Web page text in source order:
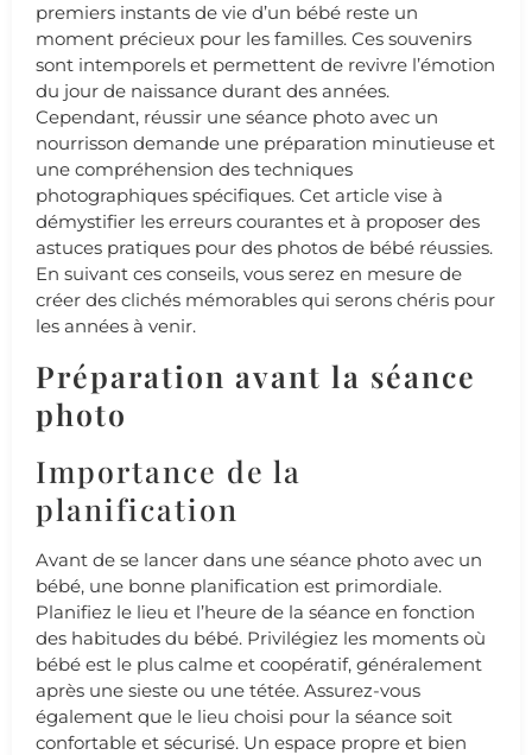
premiers instants de vie d’un bébé reste un
moment précieux pour les familles. Ces souvenirs
sont intemporels et permettent de revivre l’émotion
du jour de naissance durant des années.
Cependant, réussir une séance photo avec un
nourrisson demande une préparation minutieuse et
une compréhension des techniques
photographiques spécifiques. Cet article vise à
démystifier les erreurs courantes et à proposer des
astuces pratiques pour des photos de bébé réussies.
En suivant ces conseils, vous serez en mesure de
créer des clichés mémorables qui serons chéris pour
les années à venir.
Préparation avant la séance
photo
Importance de la
planification
Avant de se lancer dans une séance photo avec un
bébé, une bonne planification est primordiale.
Planifiez le lieu et l’heure de la séance en fonction
des habitudes du bébé. Privilégiez les moments où
bébé est le plus calme et coopératif, généralement
après une sieste ou une tétée. Assurez-vous
également que le lieu choisi pour la séance soit
confortable et sécurisé. Un espace propre et bien